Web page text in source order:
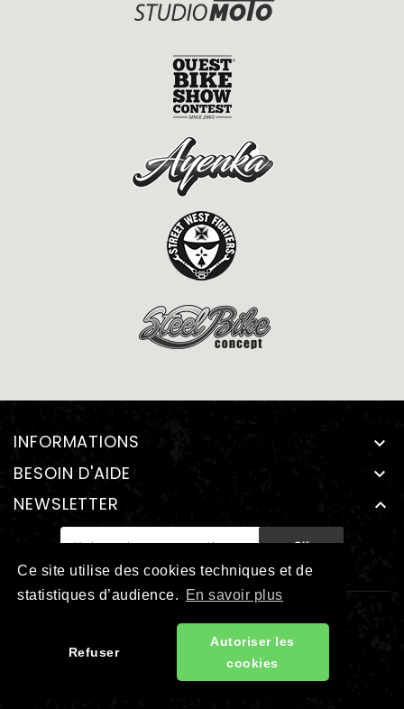
Ce site utilise des cookies techniques et de
statistiques d’audience.
En savoir plus
Refuser
Autoriser les
cookies
INFORMATIONS 
BESOIN D'AIDE 
NEWSLETTER
Mentions légales-CGU